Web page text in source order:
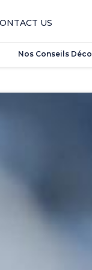
US
Nos Conseils Déco